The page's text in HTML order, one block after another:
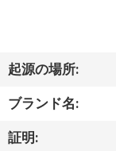
ダ
ク
ト
起源の場所:
ブランド名:
証明: